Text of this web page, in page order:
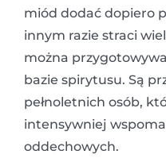
miód dodać dopiero
innym razie straci
można
bazie spirytusu. Są
pełnoletnich osób,
intensywniej
oddechowych.